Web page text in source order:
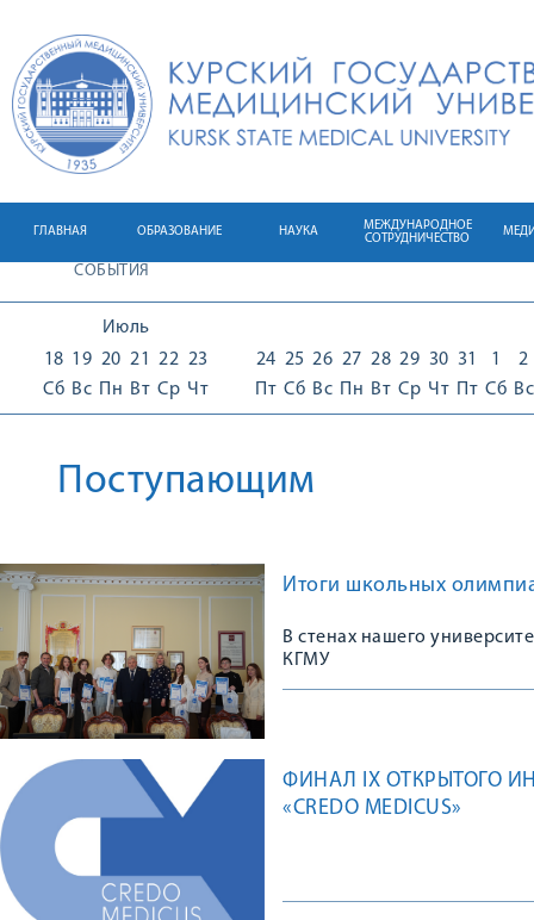
ГЛАВНАЯ ОБРАЗОВАНИЕ НАУКА
МЕЖДУНАРОДНОЕ
СОТРУДНИЧЕСТВО
СОБЫТИЯ
Июль
18
Сб
19
Вс
20
Пн
21
Вт
22
Ср
23
Чт
24
Пт
25
Сб
26
Вс
27
Пн
28
Вт
29
Ср
30
Чт
31
Пт
1
Сб
2
Вс
Поступающим
Итоги школьных
В стенах нашего
КГМУ
ФИНАЛ IХ ОТКРЫТОГО
«CREDO MEDICUS»